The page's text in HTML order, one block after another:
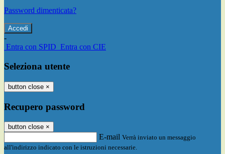
Password dimenticata?
-
Entra con SPID Entra con CIE
Seleziona utente
button close ×
Recupero password
button close ×
E-mail Verrà inviato un messaggio
all'indirizzo indicato con le istruzioni necessarie.